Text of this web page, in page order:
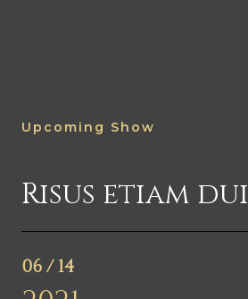
Upcoming Show
Risus etiam dui
06 / 14